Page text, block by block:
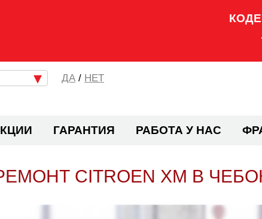
/ НЕТ
ГАРАНТИЯ РАБОТА У НАС
CITROEN XM В